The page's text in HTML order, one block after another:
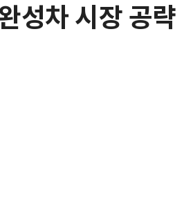
성차 시장 공략